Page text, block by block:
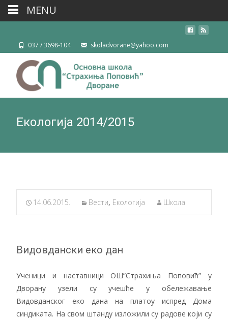
037 / 3698-104 skoladvorane@yahoo.com
Екологија 2014/2015
14.06.2015. Вести, Екологија Школа
Видовдански еко дан
Ученици и наставници ОШ”Страхиња Поповић” у
Дворану узели су учешће у обележавање
Видовданског еко дана на платоу испред Дома
синдиката. На свом штанду изложили су радове који су
MENU